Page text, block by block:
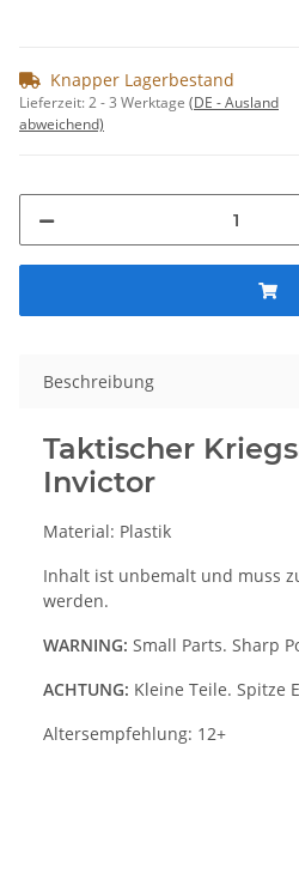
Knapper Lagerbestand
Lieferzeit:2 - 3 Werktage (DE - Ausland
abweichend)
Beschreibung
Taktischer
Invictor
Material: Plastik
Inhalt ist unbemalt und muss
werden.
WARNING: Small Parts. Sharp
ACHTUNG: Kleine Teile. Spitze
Altersempfehlung: 12+